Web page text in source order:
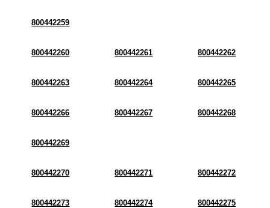
800442259
800442260 800442261 800442262
800442263 800442264 800442265
800442266 800442267 800442268
800442269
800442270 800442271 800442272
800442273 800442274 800442275